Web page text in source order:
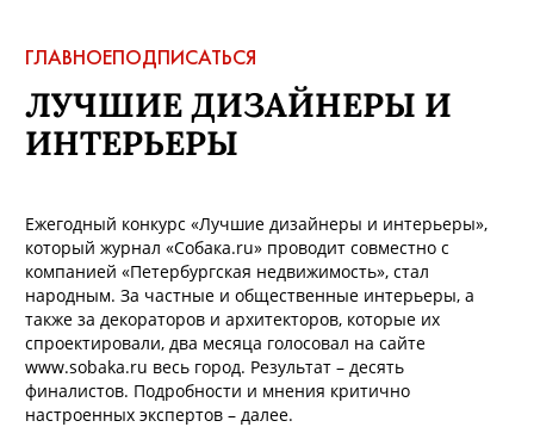
ГЛАВНОЕПОДПИСАТЬСЯ
ЛУЧШИЕ ДИЗАЙНЕРЫ И
ИНТЕРЬЕРЫ
Ежегодный конкурс «Лучшие дизайнеры и интерьеры»,
который журнал «Собака.ru» проводит совместно с
компанией «Петербургская недвижимость», стал
народным. За частные и общественные интерьеры, а
также за декораторов и архитекторов, которые их
спроектировали, два месяца голосовал на сайте
www.sobaka.ru весь город. Результат – десять
финалистов. Подробности и мнения критично
настроенных экспертов – далее.